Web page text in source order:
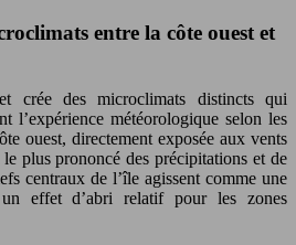
entre la côte ouest et
crée des microclimats distincts qui
l’expérience météorologique selon les
ouest, directement exposée aux vents
plus prononcé des précipitations et de
centraux de l’île agissent comme une
effet d’abri relatif pour les zones